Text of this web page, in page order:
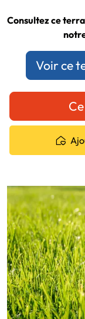
Consultez ce
Voir ce